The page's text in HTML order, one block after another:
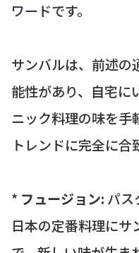
ワードです。
サンバルは、前述の
能性があり、自宅に
ニック料理の味を手
トレンドに完全に合
* フュージョン: パス
日本の定番料理にサ